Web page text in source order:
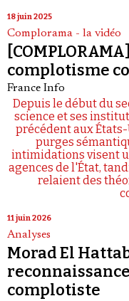
18 juin 2025
Complorama - la vidéo
complotisme
France Info
Depuis le début du
science et ses
précédent aux
purges
intimidations visent
agences de l'État,
relaient des
11 juin 2026
Analyses
Morad El
complotiste